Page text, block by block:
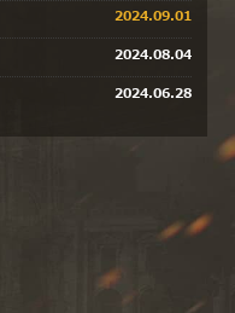
2024.09.01
2024.08.04
2024.06.28